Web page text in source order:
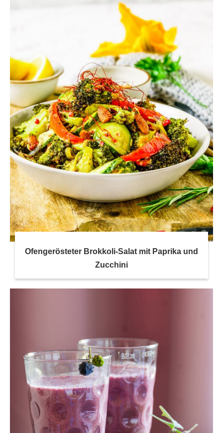
Ofengerösteter Brokkoli-Salat mit Paprika und
Zucchini